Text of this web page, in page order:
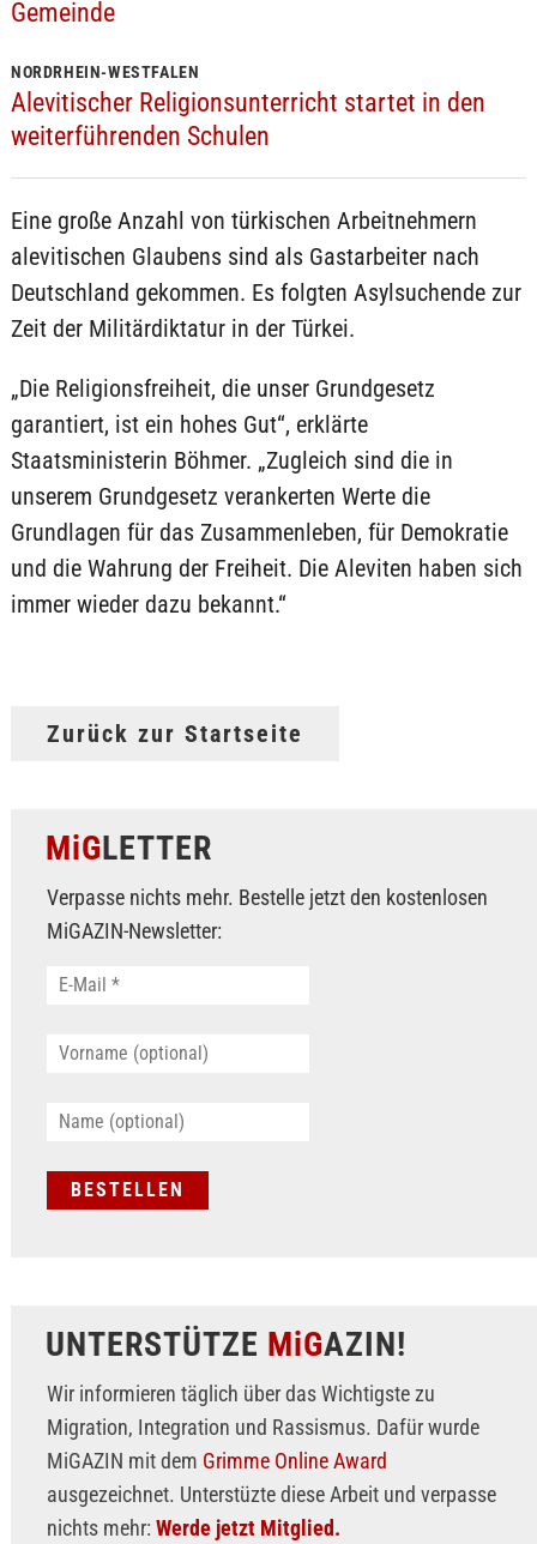
Gemeinde
NORDRHEIN-WESTFALEN
Alevitischer Religionsunterricht startet in den
weiterführenden Schulen
Eine große Anzahl von türkischen Arbeitnehmern
alevitischen Glaubens sind als Gastarbeiter nach
Deutschland gekommen. Es folgten Asylsuchende zur
Zeit der Militärdiktatur in der Türkei.
„Die Religionsfreiheit, die unser Grundgesetz
garantiert, ist ein hohes Gut“, erklärte
Staatsministerin Böhmer. „Zugleich sind die in
unserem Grundgesetz verankerten Werte die
Grundlagen für das Zusammenleben, für Demokratie
und die Wahrung der Freiheit. Die Aleviten haben sich
immer wieder dazu bekannt.“
Zurück zur Startseite
MiGLETTER
Verpasse nichts mehr. Bestelle jetzt den kostenlosen
MiGAZIN-Newsletter:
UNTERSTÜTZE MiGAZIN!
Wir informieren täglich über das Wichtigste zu
Migration, Integration und Rassismus. Dafür wurde
MiGAZIN mit dem Grimme Online Award
ausgezeichnet. Unterstüzte diese Arbeit und verpasse
nichts mehr: Werde jetzt Mitglied.